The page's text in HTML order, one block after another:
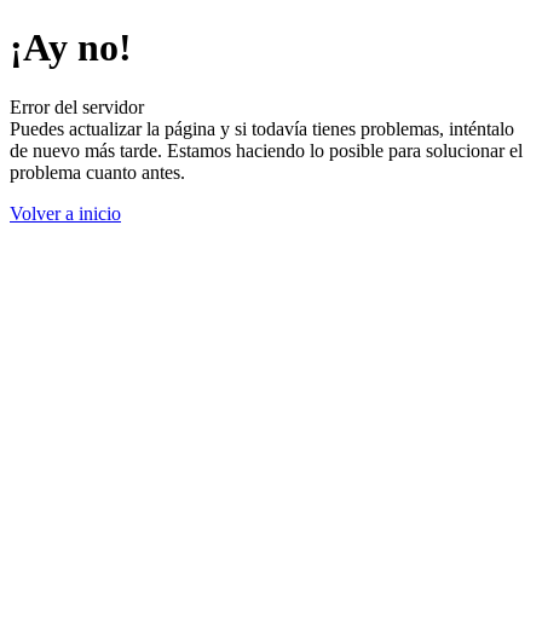
¡Ay no!
Error del servidor
Puedes actualizar la página y si todavía tienes problemas, inténtalo
de nuevo más tarde. Estamos haciendo lo posible para solucionar el
problema cuanto antes.
Volver a inicio